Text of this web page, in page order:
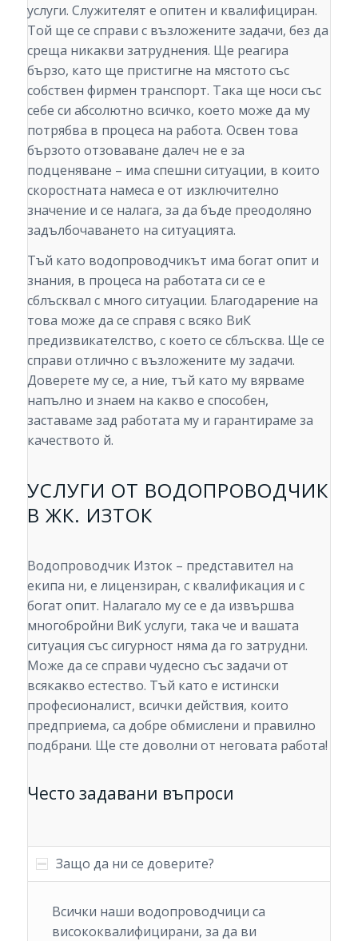
услуги. Служителят е опитен и квалифициран.
Той ще се справи с възложените задачи, без да
среща никакви затруднения. Ще реагира
бързо, като ще пристигне на мястото със
собствен фирмен транспорт. Така ще носи със
себе си абсолютно всичко, което може да му
потрябва в процеса на работа. Освен това
бързото отзоваване далеч не е за
подценяване – има спешни ситуации, в които
скоростната намеса е от изключително
значение и се налага, за да бъде преодоляно
задълбочаването на ситуацията.
Тъй като водопроводчикът има богат опит и
знания, в процеса на работата си се е
сблъсквал с много ситуации. Благодарение на
това може да се справя с всяко ВиК
предизвикателство, с което се сблъсква. Ще се
справи отлично с възложените му задачи.
Доверете му се, а ние, тъй като му вярваме
напълно и знаем на какво е способен,
заставаме зад работата му и гарантираме за
качеството й.
УСЛУГИ ОТ ВОДОПРОВОДЧИК
В ЖК. ИЗТОК
Водопроводчик Изток – представител на
екипа ни, е лицензиран, с квалификация и с
богат опит. Налагало му се е да извършва
многобройни ВиК услуги, така че и вашата
ситуация със сигурност няма да го затрудни.
Може да се справи чудесно със задачи от
всякакво естество. Тъй като е истински
професионалист, всички действия, които
предприема, са добре обмислени и правилно
подбрани. Ще сте доволни от неговата работа!
Често задавани въпроси
Защо да ни се доверите?
Всички наши водопроводчици са
висококвалифицирани, за да ви